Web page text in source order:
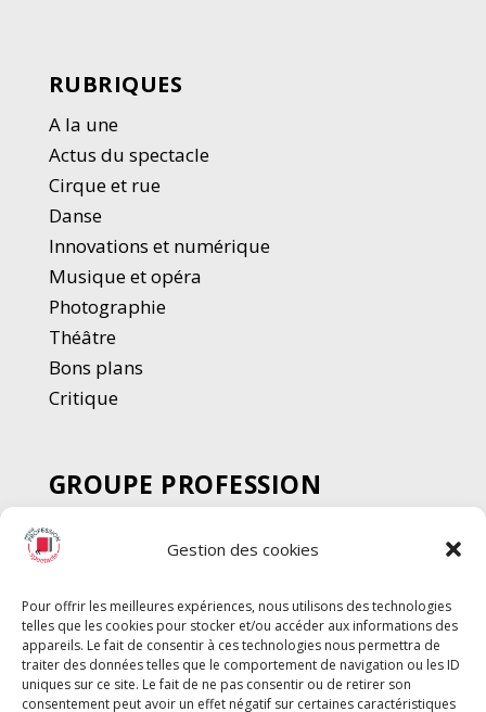
Gestion des cookies
Pour offrir les meilleures expériences, nous utilisons des technologies
telles que les cookies pour stocker et/ou accéder aux informations des
appareils. Le fait de consentir à ces technologies nous permettra de
traiter des données telles que le comportement de navigation ou les ID
uniques sur ce site. Le fait de ne pas consentir ou de retirer son
consentement peut avoir un effet négatif sur certaines caractéristiques
RUBRIQUES
A la une
Actus du spectacle
Cirque et rue
Danse
Innovations et numérique
Musique et opéra
Photographie
Théâtre
Bons plans
Critique
GROUPE PROFESSION
SPECTACLE
Chèque Intermittents
Chèque Compta
Chèque Emploi Spectacle
G-Pods